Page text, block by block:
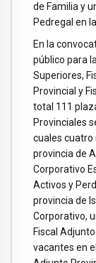
de Familia y
Pedregal en
En la
público para
Superiores,
Provincial y
total 111
Provinciales
cuales cuatro
provincia de
Corporativo
Activos y
provincia de
Corporativo,
Fiscal
vacantes en